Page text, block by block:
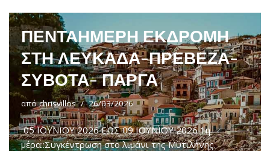
ΠΕΝΤΑΗΜΕΡΗ ΕΚΔΡΟΜΗ
ΣΤΗ ΛΕΥΚΑΔΑ-ΠΡΕΒΕΖΑ-
ΣΥΒΟΤΑ- ΠΑΡΓΑ
απόchrisvillos 26/03/2026
05 IOYNIOY 2026 ΕΩΣ 09 IOYNIOY 2026 1η
μέρα::Συγκέντρωση στο λιμάνι της Μυτιλήνης.